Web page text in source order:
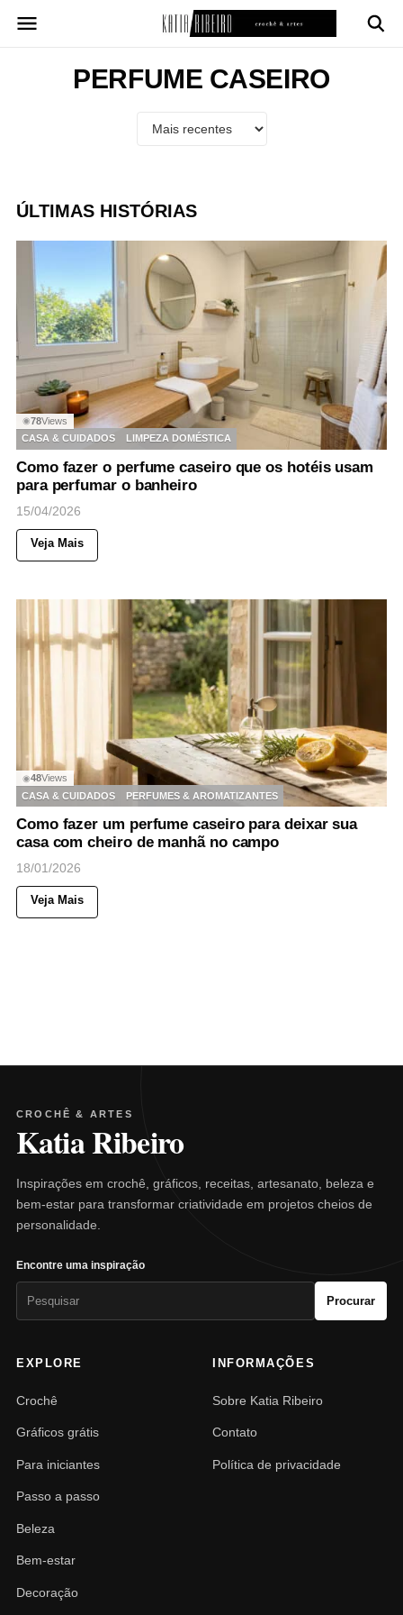
para
PERFUME CASEIRO
ÚLTIMAS HISTÓRIAS
◉78Views
CASA & CUIDADOS
LIMPEZA DOMÉSTICA
Como fazer o perfume caseiro que os hotéis usam
para perfumar o banheiro
15/04/2026
Veja Mais
◉48Views
CASA & CUIDADOS
PERFUMES & AROMATIZANTES
Como fazer um perfume caseiro para deixar sua
casa com cheiro de manhã no campo
18/01/2026
Veja Mais
CROCHÊ & ARTES
Katia Ribeiro
Inspirações em crochê, gráficos, receitas, artesanato, beleza e
bem-estar para transformar criatividade em projetos cheios de
personalidade.
Encontre uma inspiração
Procurar
EXPLORE
Crochê
Gráficos grátis
Para iniciantes
Passo a passo
Beleza
Bem-estar
Decoração
INFORMAÇÕES
Sobre Katia Ribeiro
Contato
Política de privacidade